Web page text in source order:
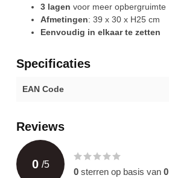
3 lagen voor meer opbergruimte
Afmetingen: 39 x 30 x H25 cm
Eenvoudig in elkaar te zetten
Specificaties
EAN Code
Reviews
0 /5
0 sterren op basis van 0